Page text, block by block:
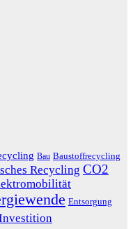
Bau Baustoffrecycling
Recycling CO2
Entsorgung